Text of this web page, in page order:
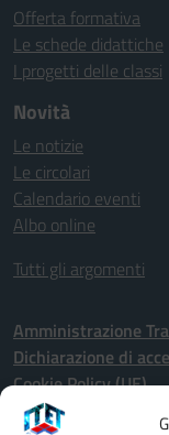
Offerta formativa
Le schede didattiche
I progetti delle classi
Novità
Le notizie
Le circolari
Calendario eventi
Albo online
Tutti gli argomenti
Amministrazione
Dichiarazione di
Cookie Policy (UE)
Seguici su: